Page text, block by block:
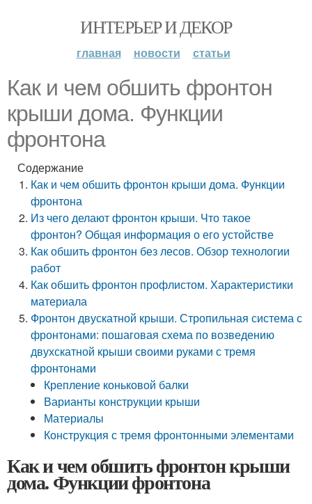
ИНТЕРЬЕР И ДЕКОР
главная новости статьи
Как и чем обшить фронтон
крыши дома. Функции
фронтона
Содержание
Как и чем обшить фронтон крыши дома. Функции
фронтона
Из чего делают фронтон крыши. Что такое
фронтон? Общая информация о его устойстве
Как обшить фронтон без лесов. Обзор технологии
работ
Как обшить фронтон профлистом. Характеристики
материала
Фронтон двускатной крыши. Стропильная система с
фронтонами: пошаговая схема по возведению
двухскатной крыши своими руками с тремя
фронтонами
Крепление коньковой балки
Варианты конструкции крыши
Материалы
Конструкция с тремя фронтонными элементами
Как и чем обшить фронтон крыши
дома. Функции фронтона